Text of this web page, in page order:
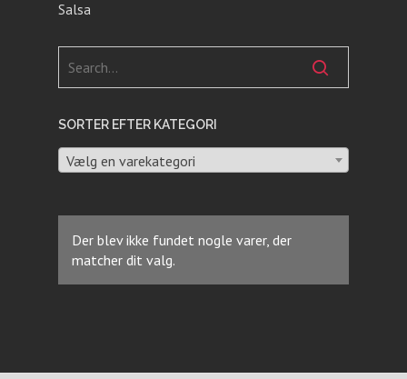
Salsa
SORTER EFTER KATEGORI
Vælg en varekategori
Der blev ikke fundet nogle varer, der
matcher dit valg.